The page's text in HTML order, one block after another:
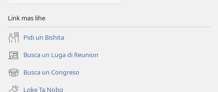
Link mas lihe
Pidi un Bishita
Busca un Luga di Reunion
(opens
new
window)
Busca un Congreso
(opens
new Loke Ta Nobo